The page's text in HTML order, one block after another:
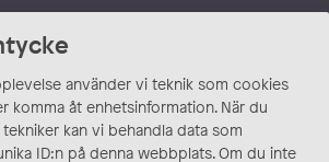
använder vi teknik som cookies
komma åt enhetsinformation. När du
kan vi behandla data som
ID:n på denna webbplats. Om du inte